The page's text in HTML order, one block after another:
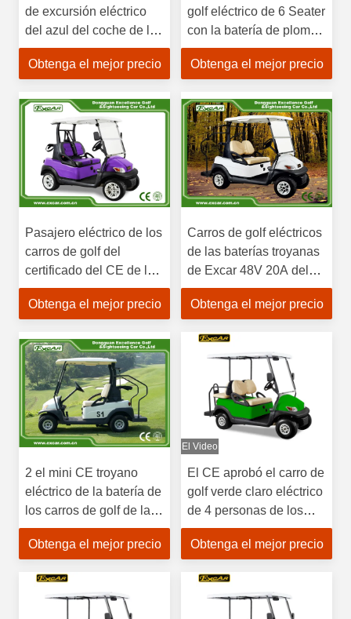
de excursión eléctrico
del azul del coche de los
mini de golf pasajeros
eléctricos de los carros
Obtenga el mejor precio
golf eléctrico de 6 Seater
con la batería de plomo
o la batería de litio 48V
Obtenga el mejor precio
Pasajero eléctrico de los
carros de golf del
certificado del CE de la
UE 2 con talud troyano
Obtenga el mejor precio
Carros de golf eléctricos
de las baterías troyanas
de Excar 48V 20A del
cargador del tablero
Obtenga el mejor precio
2 el mini CE troyano
eléctrico de la batería de
los carros de golf de la
persona los 25Km/H
48V aprobó
Obtenga el mejor precio
El Video
El CE aprobó el carro de
golf verde claro eléctrico
de 4 personas de los
carros de golf 48V
Obtenga el mejor precio